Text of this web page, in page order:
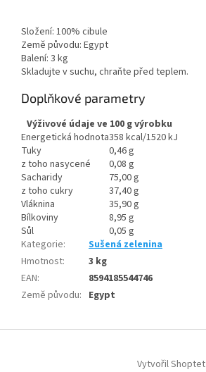
Složení: 100% cibule
Země původu: Egypt
Balení: 3 kg
Skladujte v suchu, chraňte před teplem.
Doplňkové parametry
Výživové údaje ve 100 g výrobku
Energetická hodnota358 kcal/1520 kJ
Tuky
0,46 g
z toho nasycené
0,08 g
Sacharidy
75,00 g
z toho cukry
37,40 g
Vláknina
35,90 g
Bílkoviny
8,95 g
Sůl
0,05 g
Kategorie:
Sušená zelenina
Hmotnost:
3 kg
EAN:
8594185544746
Země původu: Egypt
Vytvořil Shoptet